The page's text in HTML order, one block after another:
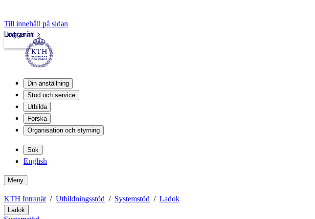
Till innehåll på sidan
Intranät
Logga in
Din anställning
Stöd och service
Utbilda
Forska
Organisation och styrning
Sök
English
Meny
KTH Intranät Utbildningsstöd Systemstöd Ladok
Ladok